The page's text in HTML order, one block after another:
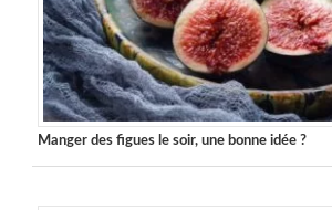
Manger des figues le soir, une bonne idée ?